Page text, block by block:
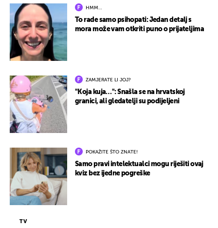
HMM…
To rade samo psihopati: Jedan detalj s
mora može vam otkriti puno o prijateljima
ZAMJERATE LI JOJ?
"Koja kuja…": Snašla se na hrvatskoj
granici, ali gledatelji su podijeljeni
POKAŽITE ŠTO ZNATE!
Samo pravi intelektualci mogu riješiti ovaj
kviz bez ijedne pogreške
TV